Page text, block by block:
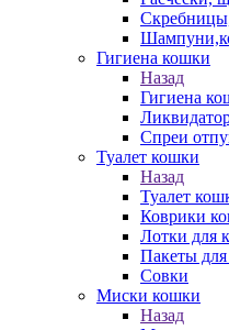
Гигиена кошки
Назад
Гигиена
Спреи
Туалет кошки
Назад
Туалет
Коврики
Лотки для
Пакеты для
Совки
Миски кошки
Назад